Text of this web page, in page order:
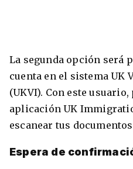
La segunda opción será
cuenta en el sistema UK
(UKVI). Con este
aplicación UK
escanear tus
Espera de